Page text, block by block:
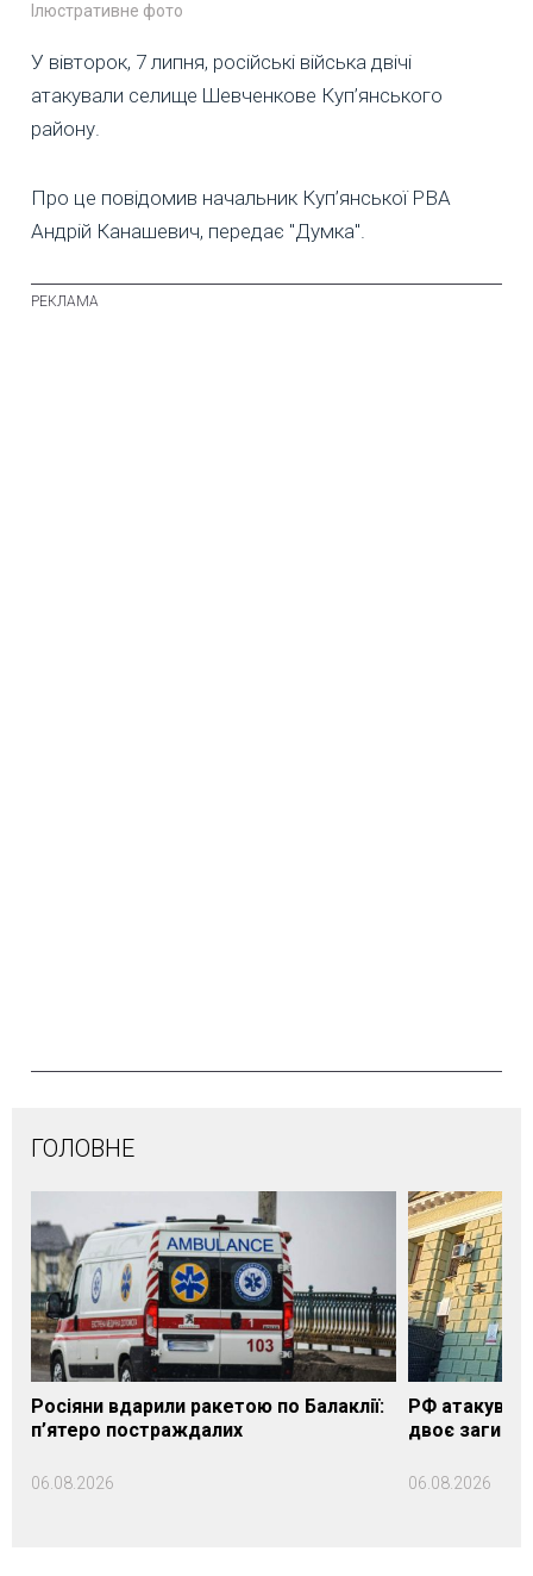
Ілюстративне фото
У вівторок, 7 липня, російські війська двічі
атакували селище Шевченкове Куп’янського
району.
Про це повідомив начальник Куп’янської РВА
Андрій Канашевич, передає "Думка".
ГОЛОВНЕ
Росіяни вдарили ракетою по Балаклії:
п’ятеро постраждалих
06.08.2026
РФ
двоє
06.08.2026